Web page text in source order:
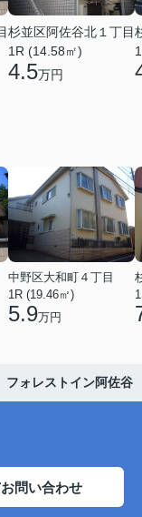
杉並区阿佐谷北１丁目
1R (14.58㎡)
4.5万円
中野区大和町４丁目
1R (19.46㎡)
5.9万円
フォレストイン阿佐谷
お問い合わせ